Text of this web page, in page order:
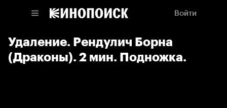
Войти
Удаление. Рендулич Борна
(Драконы). 2 мин. Подножка.